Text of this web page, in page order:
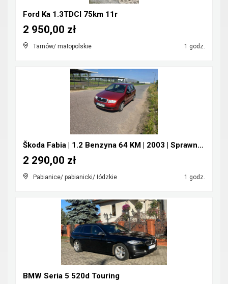
Ford Ka 1.3TDCI 75km 11r
Tarnów/ małopolskie 1 godz.
2 950,00 zł
Škoda Fabia | 1.2 Benzyna 64 KM | 2003 | Sprawna |...
Pabianice/ pabianicki/ łódzkie 1 godz.
2 290,00 zł
BMW Seria 5 520d Touring